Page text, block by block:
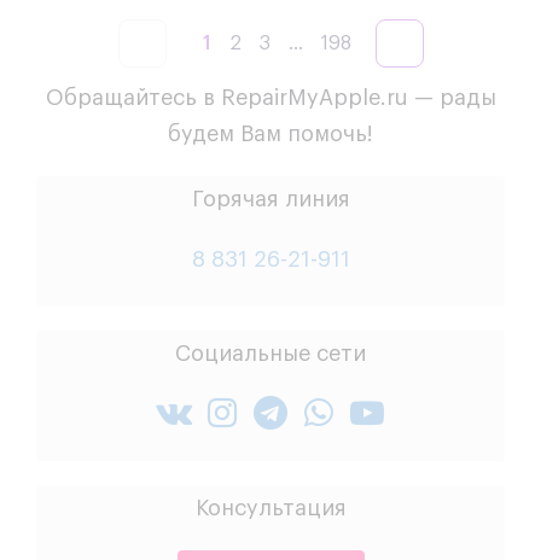
1 2 3 ... 198
Обращайтесь в RepairMyApple.ru — рады
будем Вам помочь!
Горячая линия
8 831 26-21-911
Социальные сети
Консультация